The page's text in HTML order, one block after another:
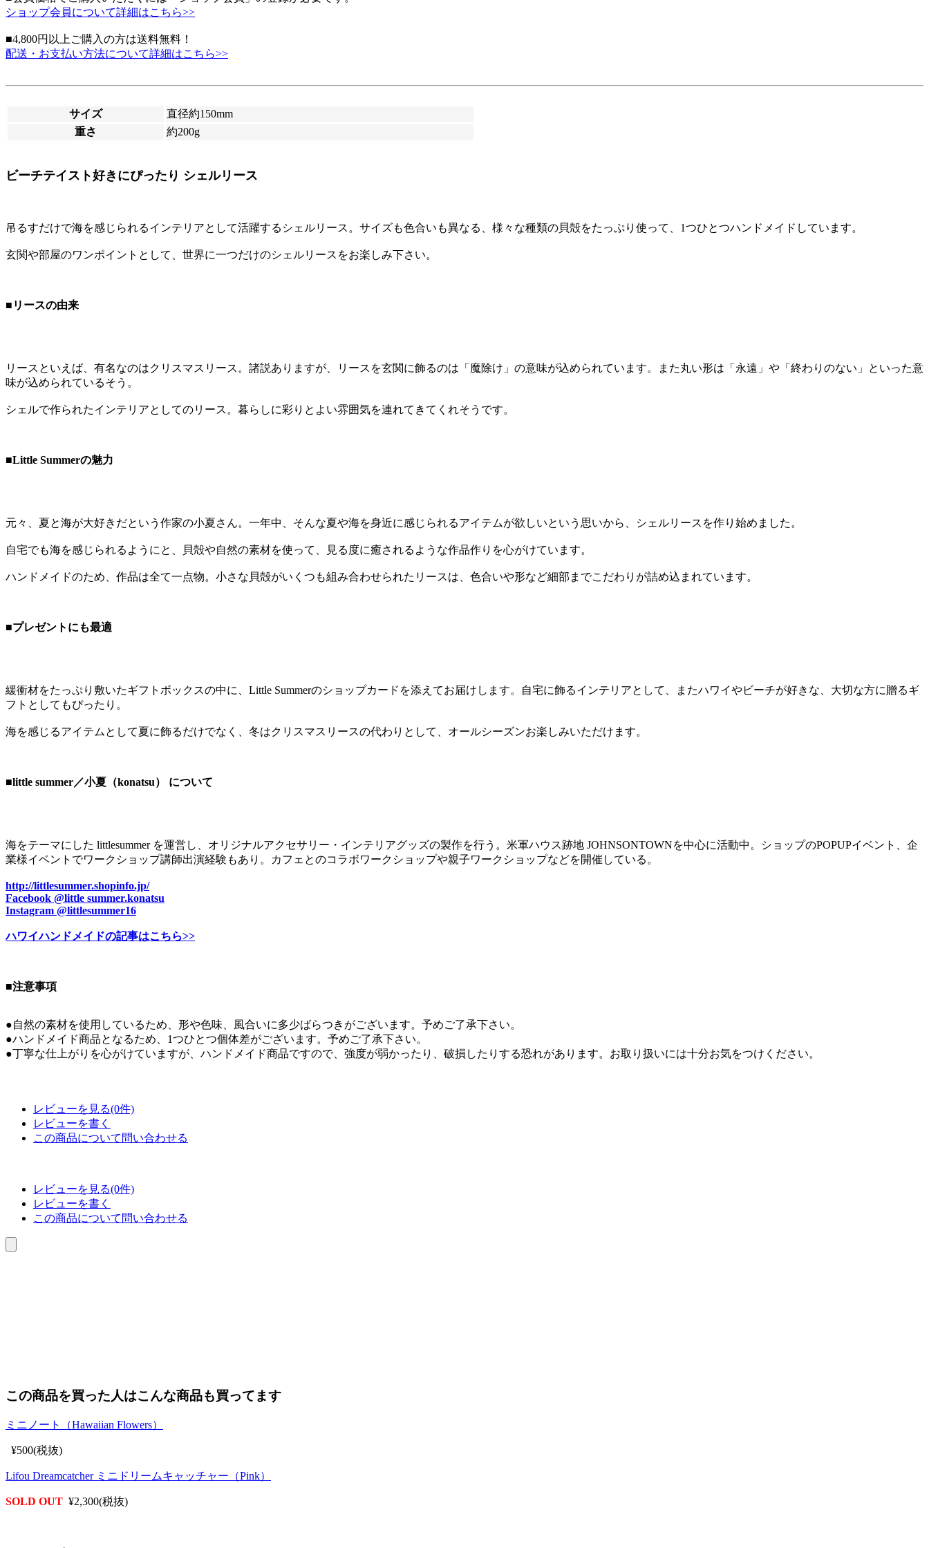
ショップ会員について詳細はこちら>>
■4,800円以上ご購入の方は送料無料！
配送・お支払い方法について詳細はこちら>>
サイズ
直径約150mm
重さ
約200g
ビーチテイスト好きにぴったり シェルリース
吊るすだけで海を感じられるインテリアとして活躍するシェルリース。サイズも色合いも異なる、様々な種類の貝殻をたっぷり使って、1つひとつハンドメイドしています。
玄関や部屋のワンポイントとして、世界に一つだけのシェルリースをお楽しみ下さい。
■リースの由来
リースといえば、有名なのはクリスマスリース。諸説ありますが、リースを玄関に飾るのは「魔除け」の意味が込められています。また丸い形は「永遠」や「終わりのない」といった意
味が込められているそう。
シェルで作られたインテリアとしてのリース。暮らしに彩りとよい雰囲気を連れてきてくれそうです。
■Little Summerの魅力
元々、夏と海が大好きだという作家の小夏さん。一年中、そんな夏や海を身近に感じられるアイテムが欲しいという思いから、シェルリースを作り始めました。
自宅でも海を感じられるようにと、貝殻や自然の素材を使って、見る度に癒されるような作品作りを心がけています。
ハンドメイドのため、作品は全て一点物。小さな貝殻がいくつも組み合わせられたリースは、色合いや形など細部までこだわりが詰め込まれています。
■プレゼントにも最適
緩衝材をたっぷり敷いたギフトボックスの中に、Little Summerのショップカードを添えてお届けします。自宅に飾るインテリアとして、またハワイやビーチが好きな、大切な方に贈るギ
フトとしてもぴったり。
海を感じるアイテムとして夏に飾るだけでなく、冬はクリスマスリースの代わりとして、オールシーズンお楽しみいただけます。
■little summer／小夏（konatsu） について
海をテーマにした littlesummer を運営し、オリジナルアクセサリー・インテリアグッズの製作を行う。米軍ハウス跡地 JOHNSONTOWNを中心に活動中。ショップのPOPUPイベント、企
業様イベントでワークショップ講師出演経験もあり。カフェとのコラボワークショップや親子ワークショップなどを開催している。
http://littlesummer.shopinfo.jp/
Facebook @little summer.konatsu
Instagram @littlesummer16
ハワイハンドメイドの記事はこちら>>
■注意事項
●自然の素材を使用しているため、形や色味、風合いに多少ばらつきがございます。予めご了承下さい。
●ハンドメイド商品となるため、1つひとつ個体差がございます。予めご了承下さい。
●丁寧な仕上がりを心がけていますが、ハンドメイド商品ですので、強度が弱かったり、破損したりする恐れがあります。お取り扱いには十分お気をつけください。
レビューを見る(0件)
レビューを書く
この商品について問い合わせる
レビューを見る(0件)
レビューを書く
この商品について問い合わせる
この商品を買った人はこんな商品も買ってます
ミニノート（Hawaiian Flowers）
¥500(税抜)
Lifou Dreamcatcher ミニドリームキャッチャー（Pink）
SOLD OUT ¥2,300(税抜)